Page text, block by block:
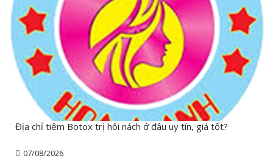
Địa chỉ tiêm Botox trị hôi nách ở đâu uy tín, giá tốt?
07/08/2026